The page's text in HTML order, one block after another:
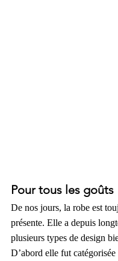
Pour tous les goûts
De nos jours, la robe est
présente. Elle a depuis
plusieurs types de design
D’abord elle fut catégorisée